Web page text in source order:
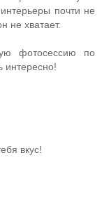
почти не
не хватает.
фотосессию по
интересно!
вкус!